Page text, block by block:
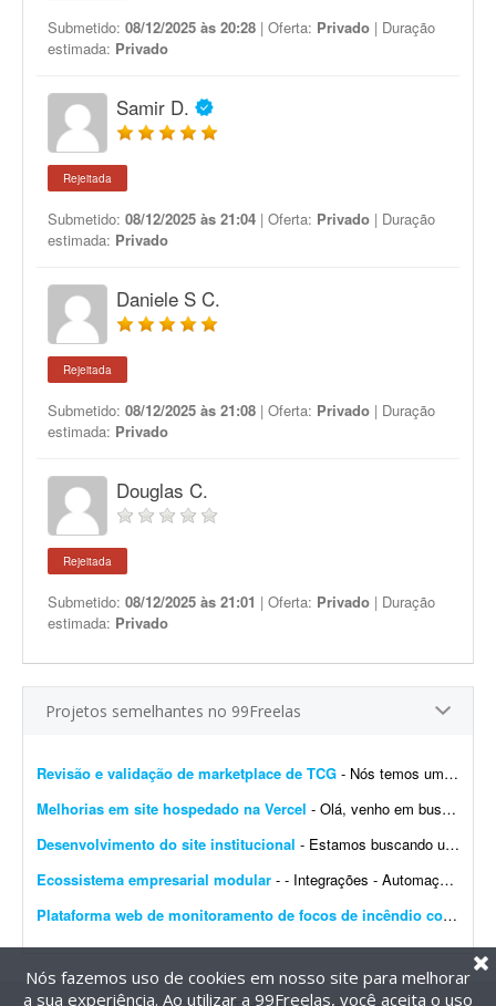
Submetido: 08/12/2025 às 20:28 | Oferta: Privado | Duração
estimada: Privado
Samir D.
Rejeitada
Submetido: 08/12/2025 às 21:04 | Oferta: Privado | Duração
estimada: Privado
Daniele S C.
Rejeitada
Submetido: 08/12/2025 às 21:08 | Oferta: Privado | Duração
estimada: Privado
Douglas C.
Rejeitada
Submetido: 08/12/2025 às 21:01 | Oferta: Privado | Duração
estimada: Privado
Projetos semelhantes no 99Freelas
Revisão e validação de marketplace de TCG - Nós temos um site de marketplace de TCG (trading card game) chamado Capital Collectibles e gostaria de um programador front-end e back-end para nos ajudar a revisar a estrutura e validar a p...
Melhorias em site hospedado na Vercel - Olá, venho em busca de um profissional que entenda de Vercel. Gostaria de fazer alterações e melhorias no meu site. Já tenho muitas páginas que consigo editar, m...
Desenvolvimento do site institucional - Estamos buscando um web designer/desenvolvedor para criar o novo site institucional da BonaFruta Sorvetes. Nossa principal referência de experiência, qualidade visual, navegaç&a...
Ecossistema empresarial modular - - Integrações - Automações - Configuração de servidor - Criação de ferramentas Exemplo de trabalho: Configuração de VPS, scrap...
Plataforma web de monitoramento de focos de incêndio com mapa interativo
Nós fazemos uso de cookies em nosso site para melhorar
a sua experiência. Ao utilizar a 99Freelas, você aceita o uso